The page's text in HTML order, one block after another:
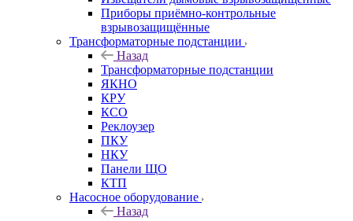
Приборы приёмно-контрольные
взрывозащищённые
Трансформаторные подстанции
Назад
Трансформаторные подстанции
ЯКНО
КРУ
КСО
Реклоузер
ПКУ
НКУ
Панели ЩО
КТП
Насосное оборудование
Назад